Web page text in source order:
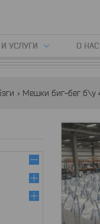
УСЛУГИ О НАС
Мешки биг-бег б\у